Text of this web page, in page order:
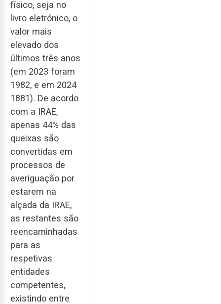
físico, seja no
livro eletrónico, o
valor mais
elevado dos
últimos três anos
(em 2023 foram
1982, e em 2024
1881). De acordo
com a IRAE,
apenas 44% das
queixas são
convertidas em
processos de
averiguação por
estarem na
alçada da IRAE,
as restantes são
reencaminhadas
para as
respetivas
entidades
competentes,
existindo entre